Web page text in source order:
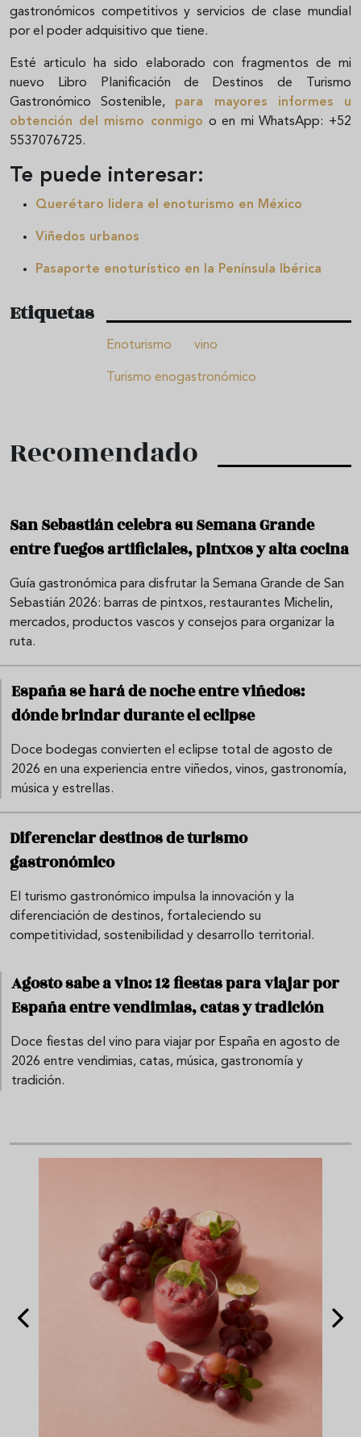
gastronómicos competitivos y servicios de clase mundial
por el poder adquisitivo que tiene.
Esté articulo ha sido elaborado con fragmentos de mi
nuevo Libro Planificación de Destinos de Turismo
Gastronómico Sostenible, para mayores informes u
obtención del mismo conmigo o en mi WhatsApp: +52
5537076725.
Te puede interesar:
Querétaro lidera el enoturismo en México
Viñedos urbanos
Pasaporte enoturístico en la Península Ibérica
Etiquetas
Enoturismo vino
Turismo enogastronómico
Recomendado
San Sebastián celebra su Semana Grande
entre fuegos artificiales, pintxos y alta cocina
Guía gastronómica para disfrutar la Semana Grande de San
Sebastián 2026: barras de pintxos, restaurantes Michelin,
mercados, productos vascos y consejos para organizar la
ruta.
España se hará de noche entre viñedos:
dónde brindar durante el eclipse
Doce bodegas convierten el eclipse total de agosto de
2026 en una experiencia entre viñedos, vinos, gastronomía,
música y estrellas.
Diferenciar destinos de turismo
gastronómico
El turismo gastronómico impulsa la innovación y la
diferenciación de destinos, fortaleciendo su
competitividad, sostenibilidad y desarrollo territorial.
Agosto sabe a vino: 12 fiestas para viajar por
España entre vendimias, catas y tradición
Doce fiestas del vino para viajar por España en agosto de
2026 entre vendimias, catas, música, gastronomía y
tradición.